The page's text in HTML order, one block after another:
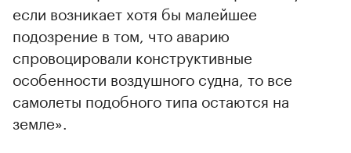
если возникает хотя бы малейшее
подозрение в том, что аварию
спровоцировали конструктивные
особенности воздушного судна, то все
самолеты подобного типа остаются на
земле».